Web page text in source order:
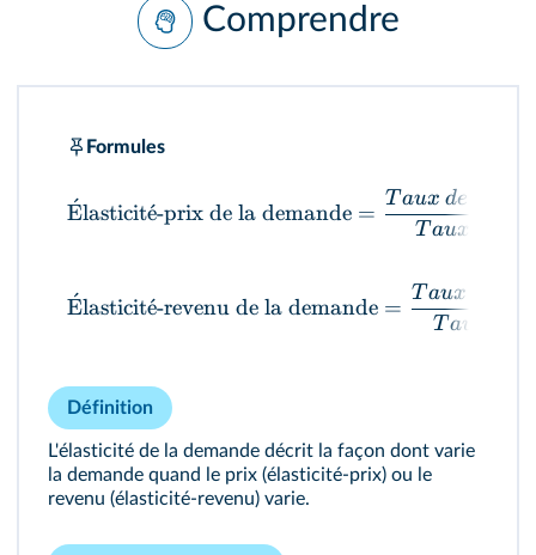
Comprendre
Formules
E
ˊlasticite
ˊ-prix de la demande =
Taux
Taux de
E
ˊlasticite
ˊ-revenu de la demande =
T aux
Taux
Définition
L'élasticité de la demande décrit la façon dont varie
la demande quand le prix (élasticité-prix) ou le
revenu (élasticité-revenu) varie.